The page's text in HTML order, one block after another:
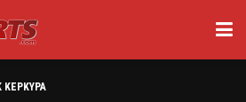
ΚΕΡΚΥΡΑ